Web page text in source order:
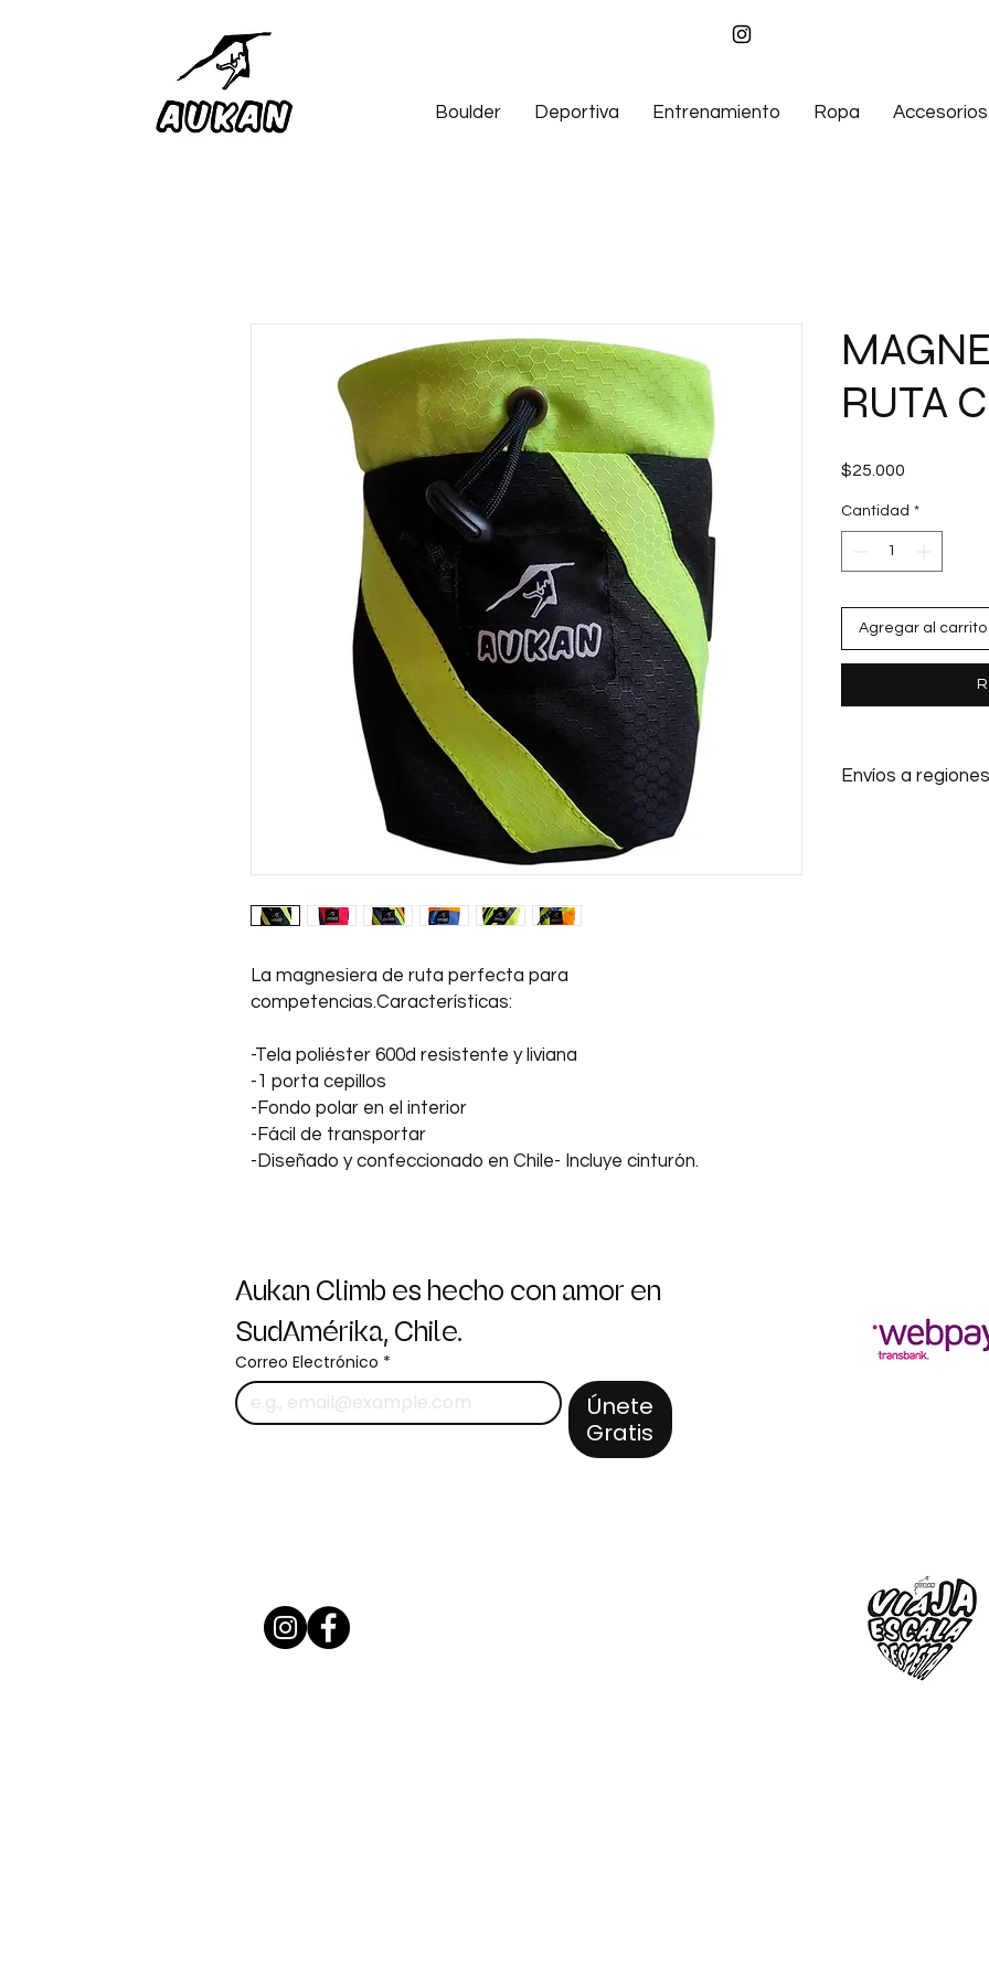
Boulder Deportiva Entrenamiento Ropa Accesorios
La magnesiera de ruta perfecta para
competencias.Características:
-Tela poliéster 600d resistente y liviana
-1 porta cepillos
-Fondo polar en el interior
-Fácil de transportar
-Diseñado y confeccionado en Chile- Incluye cinturón.
RUTA
$25.000
Cantidad *
Agregar al carrito
Envíos a regiones
Aukan Climb es hecho con amor en
SudAmérika, Chile.
Correo Electrónico *
Únete
Gratis